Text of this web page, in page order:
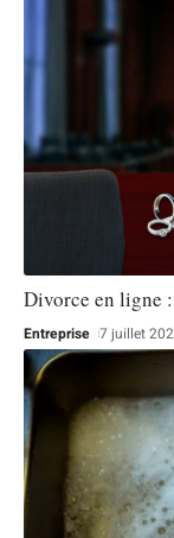
Divorce en ligne
Entreprise 7 juillet